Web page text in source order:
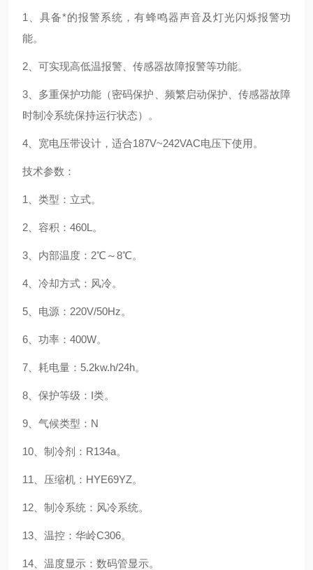
1、具备*的报警系统，有蜂鸣器声音及灯光闪烁报警功
能。
2、可实现高低温报警、传感器故障报警等功能。
3、多重保护功能（密码保护、频繁启动保护、传感器故障
时制冷系统保持运行状态）。
4、宽电压带设计，适合187V~242VAC电压下使用。
技术参数：
1、类型：立式。
2、容积：460L。
3、内部温度：2℃～8℃。
4、冷却方式：风冷。
5、电源：220V/50Hz。
6、功率：400W。
7、耗电量：5.2kw.h/24h。
8、保护等级：I类。
9、气候类型：N
10、制冷剂：R134a。
11、压缩机：HYE69YZ。
12、制冷系统：风冷系统。
13、温控：华岭C306。
14、温度显示：数码管显示。